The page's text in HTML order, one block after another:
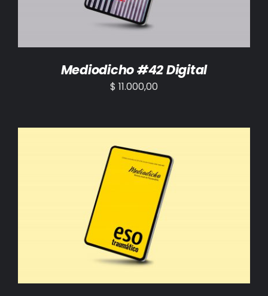
Mediodicho #42 Digital
$ 11.000,00
AÑADIR AL CARRITO /